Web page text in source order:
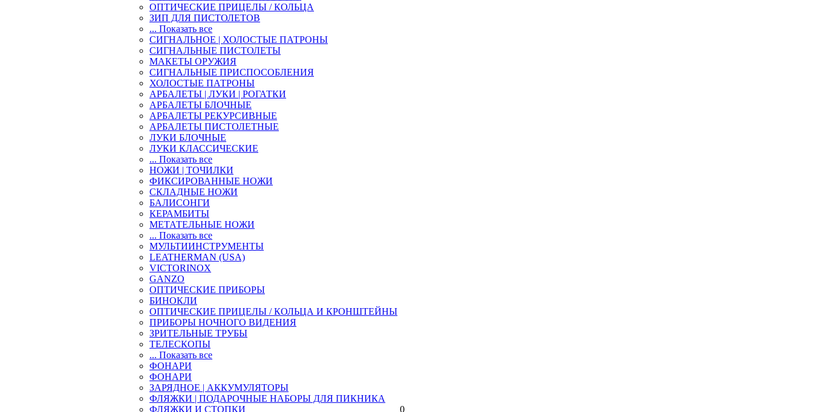
ОПТИЧЕСКИЕ ПРИЦЕЛЫ / КОЛЬЦА
ЗИП ДЛЯ ПИСТОЛЕТОВ
... Показать все
СИГНАЛЬНОЕ | ХОЛОСТЫЕ ПАТРОНЫ
СИГНАЛЬНЫЕ ПИСТОЛЕТЫ
МАКЕТЫ ОРУЖИЯ
СИГНАЛЬНЫЕ ПРИСПОСОБЛЕНИЯ
ХОЛОСТЫЕ ПАТРОНЫ
АРБАЛЕТЫ | ЛУКИ | РОГАТКИ
АРБАЛЕТЫ БЛОЧНЫЕ
АРБАЛЕТЫ РЕКУРСИВНЫЕ
АРБАЛЕТЫ ПИСТОЛЕТНЫЕ
ЛУКИ БЛОЧНЫЕ
ЛУКИ КЛАССИЧЕСКИЕ
... Показать все
НОЖИ | ТОЧИЛКИ
ФИКСИРОВАННЫЕ НОЖИ
СКЛАДНЫЕ НОЖИ
БАЛИСОНГИ
КЕРАМБИТЫ
МЕТАТЕЛЬНЫЕ НОЖИ
... Показать все
МУЛЬТИИНСТРУМЕНТЫ
LEATHERMAN (USA)
VICTORINOX
GANZO
ОПТИЧЕСКИЕ ПРИБОРЫ
БИНОКЛИ
ОПТИЧЕСКИЕ ПРИЦЕЛЫ / КОЛЬЦА И КРОНШТЕЙНЫ
ПРИБОРЫ НОЧНОГО ВИДЕНИЯ
ЗРИТЕЛЬНЫЕ ТРУБЫ
ТЕЛЕСКОПЫ
... Показать все
ФОНАРИ
ФОНАРИ
ЗАРЯДНОЕ | АККУМУЛЯТОРЫ
ФЛЯЖКИ | ПОДАРОЧНЫЕ НАБОРЫ ДЛЯ ПИКНИКА
ФЛЯЖКИ И СТОПКИ
0